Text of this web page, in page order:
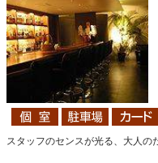
スタッフのセンスが光る、大人の